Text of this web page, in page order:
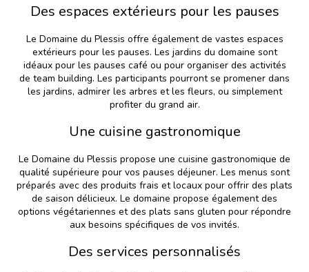
Des espaces extérieurs pour les pauses
Le Domaine du Plessis offre également de vastes espaces
extérieurs pour les pauses. Les jardins du domaine sont
idéaux pour les pauses café ou pour organiser des activités
de team building. Les participants pourront se promener dans
les jardins, admirer les arbres et les fleurs, ou simplement
profiter du grand air.
Une cuisine gastronomique
Le Domaine du Plessis propose une cuisine gastronomique de
qualité supérieure pour vos pauses déjeuner. Les menus sont
préparés avec des produits frais et locaux pour offrir des plats
de saison délicieux. Le domaine propose également des
options végétariennes et des plats sans gluten pour répondre
aux besoins spécifiques de vos invités.
Des services personnalisés